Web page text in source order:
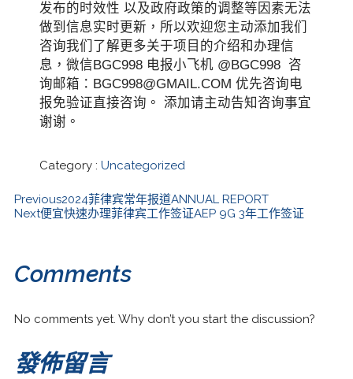
发布的时效性 以及政府政策的调整等因素无法
做到信息实时更新，所以欢迎您主动添加我们
咨询我们了解更多关于项目的介绍和办理信
息，微信BGC998 电报小飞机 @BGC998 咨
询邮箱：BGC998@GMAIL.COM 优先咨询电
报免验证直接咨询。 添加请主动告知咨询事宜
谢谢。
Category : Uncategorized
Previous2024菲律宾常年报道ANNUAL REPORT
Next便宜快速办理菲律宾工作签证AEP 9G 3年工作签证
Comments
No comments yet. Why don’t you start the discussion?
發佈留言